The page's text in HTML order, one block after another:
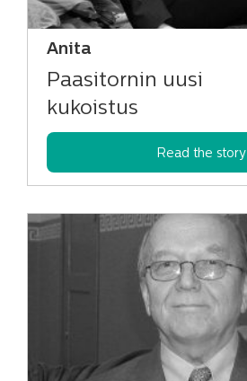
Anita
Paasitornin uusi
kukoistus
Read the story